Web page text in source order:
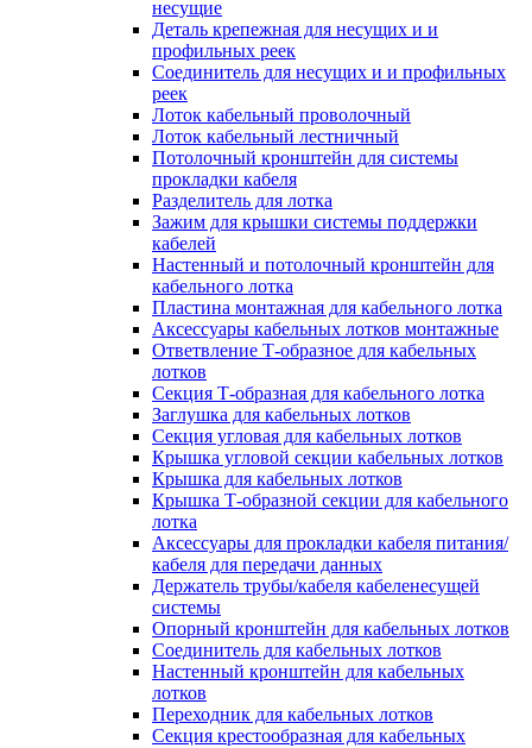
несущие
Деталь крепежная для несущих и и
профильных реек
Соединитель для несущих и и профильных
реек
Лоток кабельный проволочный
Лоток кабельный лестничный
Потолочный кронштейн для системы
прокладки кабеля
Разделитель для лотка
Зажим для крышки системы поддержки
кабелей
Настенный и потолочный кронштейн для
кабельного лотка
Пластина монтажная для кабельного лотка
Аксессуары кабельных лотков монтажные
Ответвление Т-образное для кабельных
лотков
Секция Т-образная для кабельного лотка
Заглушка для кабельных лотков
Секция угловая для кабельных лотков
Крышка угловой секции кабельных лотков
Крышка для кабельных лотков
Крышка Т-образной секции для кабельного
лотка
Аксессуары для прокладки кабеля питания/
кабеля для передачи данных
Держатель трубы/кабеля кабеленесущей
системы
Опорный кронштейн для кабельных лотков
Соединитель для кабельных лотков
Настенный кронштейн для кабельных
лотков
Переходник для кабельных лотков
Секция крестообразная для кабельных